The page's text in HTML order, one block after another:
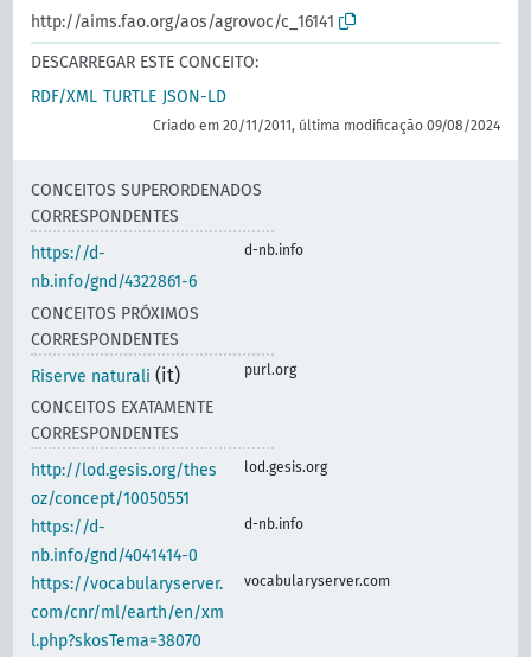
http://aims.fao.org/aos/agrovoc/c_16141
DESCARREGAR ESTE CONCEITO:
RDF/XML TURTLE JSON-LD
Criado em 20/11/2011, última modificação 09/08/2024
CONCEITOS SUPERORDENADOS
CORRESPONDENTES
https://d-
nb.info/gnd/4322861-6
d-nb.info
CONCEITOS PRÓXIMOS
CORRESPONDENTES
Riserve naturali (it) purl.org
CONCEITOS EXATAMENTE
CORRESPONDENTES
http://lod.gesis.org/thes
oz/concept/10050551
lod.gesis.org
https://d-
nb.info/gnd/4041414-0
d-nb.info
https://vocabularyserver.
com/cnr/ml/earth/en/xm
l.php?skosTema=38070
vocabularyserver.com